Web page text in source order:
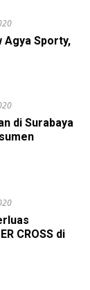
Agya Sporty,
di Surabaya
CROSS di